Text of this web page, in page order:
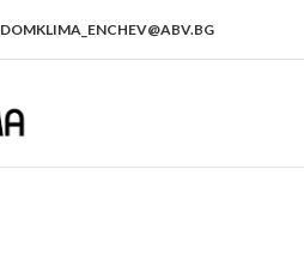
DOMKLIMA_ENCHEV@ABV.BG